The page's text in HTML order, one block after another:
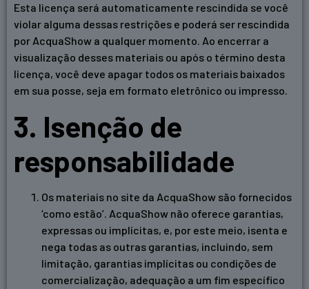
Esta licença será automaticamente rescindida se você
violar alguma dessas restrições e poderá ser rescindida
por AcquaShow a qualquer momento. Ao encerrar a
visualização desses materiais ou após o término desta
licença, você deve apagar todos os materiais baixados
em sua posse, seja em formato eletrônico ou impresso.
3. Isenção de
responsabilidade
Os materiais no site da AcquaShow são fornecidos
‘como estão’. AcquaShow não oferece garantias,
expressas ou implícitas, e, por este meio, isenta e
nega todas as outras garantias, incluindo, sem
limitação, garantias implícitas ou condições de
comercialização, adequação a um fim específico